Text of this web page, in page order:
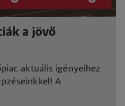
a jövő
aktuális igényeihez
A